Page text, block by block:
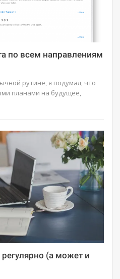
по всем направлениям
рутине, я подумал, что
планами на будущее,
регулярно (а может и